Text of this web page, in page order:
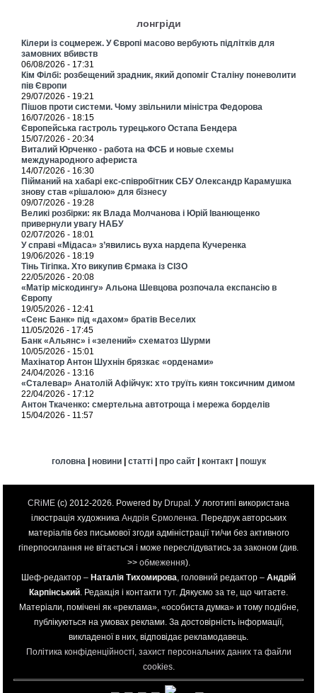
лонгріди
Кілери із соцмереж. У Європі масово вербують підлітків для
замовних вбивств
06/08/2026 - 17:31
Кім Філбі: розбещений зрадник, який допоміг Сталіну поневолити
пів Європи
29/07/2026 - 19:21
Пішов проти системи. Чому звільнили міністра Федорова
16/07/2026 - 18:15
Європейська гастроль турецького Остапа Бендера
15/07/2026 - 20:34
Виталий Юрченко - работа на ФСБ и новые схемы
международного афериста
14/07/2026 - 16:30
Пійманий на хабарі екс-співробітник СБУ Олександр Карамушка
знову став «рішалою» для бізнесу
09/07/2026 - 19:28
Великі розбірки: як Влада Молчанова і Юрій Іванющенко
привернули увагу НАБУ
02/07/2026 - 18:01
У справі «Мідаса» з’явились вуха нардепа Кучеренка
19/06/2026 - 18:19
Тінь Тігіпка. Хто викупив Єрмака із СІЗО
22/05/2026 - 20:08
«Матір міскодингу» Альона Шевцова розпочала експансію в
Європу
19/05/2026 - 12:41
«Сенс Банк» під «дахом» братів Веселих
11/05/2026 - 17:45
Банк «Альянс» і «зелений» схематоз Шурми
10/05/2026 - 15:01
Махінатор Антон Шухнін брязкає «орденами»
24/04/2026 - 13:16
«Сталевар» Анатолій Афійчук: хто труїть киян токсичним димом
22/04/2026 - 17:12
Антон Ткаченко: смертельна автотроща і мережа борделів
15/04/2026 - 11:57
головна | новини| статті| про сайт| контакт| пошук
CRiME (c) 2012-2026. Powered by Drupal . У логотипі використана
ілюстрація художника Андрія Єрмоленка . Передрук авторських
матеріалів без письмової згоди адміністрації ти/чи без активного
гіперпосилання не вітається і може переслідуватись за законом (див.
>> обмеження).
Шеф-редактор – Наталія Тихомирова , головний редактор – Андрій
Карпінський . Редакція і контакти тут. Дякуємо за те, що читаєте.
Матеріали, помічені як «реклама», «особиста думка» и тому подібне,
публікуються на умовах реклами. За достовірність інформації,
викладеної в них, відповідає рекламодавець.
Політика конфіденційності, захист персональних даних та файли
cookies.